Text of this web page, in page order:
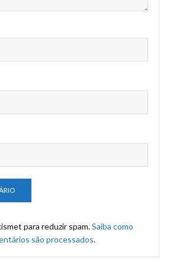
para reduzir spam.Saiba como
são processados.